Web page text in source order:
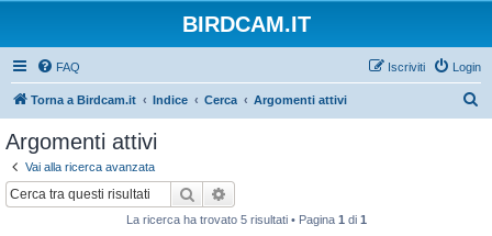
BIRDCAM.IT
FAQ Login
Iscriviti
Torna a Birdcam.it Indice Cerca Argomenti attivi
Argomenti attivi
Vai alla ricerca avanzata
Cerca
La ricerca ha trovato 5 risultati • Pagina 1 di 1